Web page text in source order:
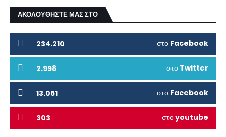
ΑΚΟΛΟΥΘΗΣΤΕ ΜΑΣ ΣΤΟ
234.210 στο Facebook
2.998 στο Twitter
13.061 στο Facebook
303 στοyoutube